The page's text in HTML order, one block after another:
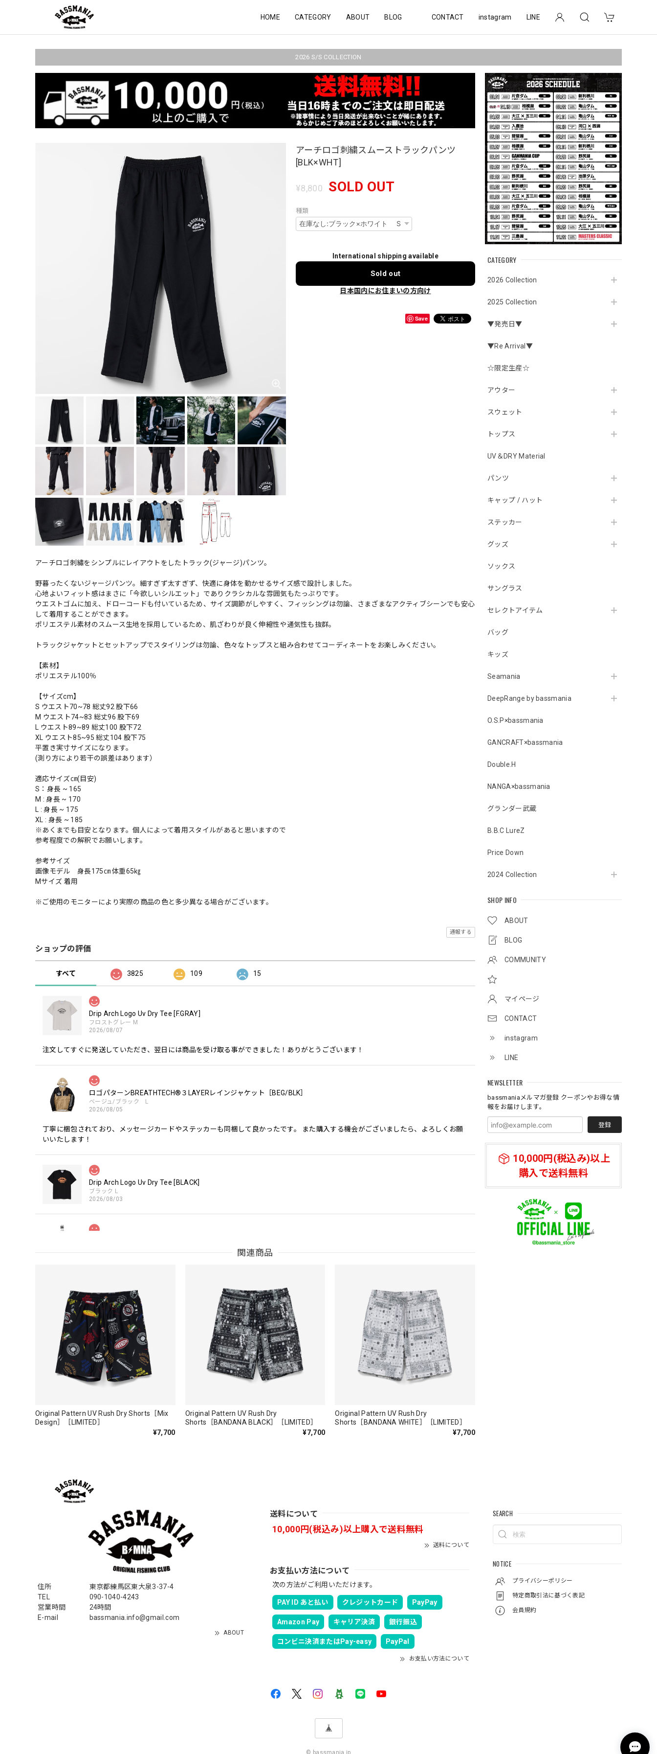
HOME CATEGORY ABOUT BLOG CONTACT instagram LINE
2026 S/S COLLECTION
CATEGORY
2026 Collection
2025 Collection
▼発売日▼
▼Re Arrival▼
☆限定生産☆
アウター
スウェット
トップス
UV＆DRY Material
パンツ
キャップ / ハット
ステッカー
グッズ
ソックス
サングラス
セレクトアイテム
バッグ
キッズ
Seamania
DeepRange by bassmania
O.S.P×bassmania
GANCRAFT×bassmania
Double.H
NANGA×bassmania
グランダー武蔵
B.B.C LureZ
Price Down
2024 Collection
SHOP INFO
ABOUT
BLOG
COMMUNITY
マイページ
CONTACT
instagram
LINE
NEWSLETTER
bassmaniaメルマガ登録 クーポンやお得な情
報をお届けします。
登録
10,000円(税込み)以上
購入で送料無料
アーチロゴ刺繍スムーストラックパンツ
[BLK×WHT]
¥8,800 SOLD OUT
種類
International shipping available
Sold out
日本国内にお住まいの方向け
Save
アーチロゴ刺繡をシンプルにレイアウトをしたトラック(ジャージ)パンツ。
野暮ったくないジャージパンツ。細すぎず太すぎず、快適に身体を動かせるサイズ感で設計しました。
心地よいフィット感はまさに「今欲しいシルエット」でありクラシカルな雰囲気もたっぷりです。
ウエストゴムに加え、ドローコードも付いているため、サイズ調節がしやすく、フィッシングは勿論、さまざまなアクティブシーンでも安心
して着用することができます。
ポリエステル素材のスムース生地を採用しているため、肌ざわりが良く伸縮性や通気性も抜群。
トラックジャケットとセットアップでスタイリングは勿論、色々なトップスと組み合わせてコーディネートをお楽しみください。
【素材】
ポリエステル100％
【サイズcm】
S ウエスト70~78 総丈92 股下66
M ウエスト74~83 総丈96 股下69
L ウエスト89~89 総丈100 股下72
XL ウエスト85~95 総丈104 股下75
平置き実寸サイズになります。
(測り方により若干の誤差はあります）
適応サイズ㎝(目安)
S：身長 ~ 165
M : 身長 ~ 170
L : 身長 ~ 175
XL : 身長 ~ 185
※あくまでも目安となります。個人によって着用スタイルがあると思いますので
参考程度での解釈でお願いします。
参考サイズ
画像モデル 身長175㎝ 体重65㎏
Mサイズ 着用
※ご使用のモニターにより実際の商品の色と多少異なる場合がございます。
通報する
ショップの評価
すべて 3825 109 15
Drip Arch Logo Uv Dry Tee [F.GRAY]
フロストグレー M
2026/08/07
注文してすぐに発送していただき、翌日には商品を受け取る事ができました！ありがとうございます！
ロゴパターンBREATHTECH®３LAYERレインジャケット［BEG/BLK］
ベージュ/ブラック L
2026/08/05
丁寧に梱包されており、メッセージカードやステッカーも同梱して良かったです。 また購入する機会がございましたら、よろしくお願
いいたします！
Drip Arch Logo Uv Dry Tee [BLACK]
ブラック L
2026/08/03
【Seamania】Uv Rush Cool Logo Zip Parka［BLK］［LIMITED］
ブラック L
2026/07/30
発送も早く着心地最高！！！！ セットアップで短パンも買えば良かった！！
アッシュグレー XXL
2026/07/30
夏の早朝 少し肌寒い時一枚羽織りたい時ちょうど良い。秋 冬 春 中でも外でも、ちょっと良い。厚めの生地がしっかりしてい
Electric Motor Wire Code Jacket
ネオプレーンの生地のしなやかな品で、何にでも使えるバスマニアファンには、欠かせないアイテムですよ。ワイヤージャケットは、も
ちろん 車内の、ロッドバーにマッチして、気分も上がります。
ネイビー
2026/07/30
この秋、車を新しくする予定で、車内のインテリアに飾る予定です。 可愛いですよ。 生地もしっかりしていて良かったです。
はじめて利用しましたが、商品の梱包も問題なく大変迅速に発送していただけました！ また手書きで書かれたメッセージが同封されて
関連商品
Original Pattern UV Rush Dry Shorts［Mix
Design］［LIMITED］
¥7,700
Original Pattern UV Rush Dry
Shorts［BANDANA BLACK］［LIMITED］
¥7,700
Original Pattern UV Rush Dry
Shorts［BANDANA WHITE］［LIMITED］
¥7,700
住所
東京都練馬区東大泉3-37-4
TEL
090-1040-4243
営業時間
24時間
E-mail
bassmania.info@gmail.com
ABOUT
送料について
10,000円(税込み)以上購入で送料無料
送料について
お支払い方法について
次の方法がご利用いただけます。
PAY ID あと払い クレジットカード PayPay
Amazon Pay キャリア決済 銀行振込
コンビニ決済またはPay-easy PayPal
お支払い方法について
SEARCH
NOTICE
プライバシーポリシー
特定商取引法に基づく表記
会員規約
© bassmania.jp